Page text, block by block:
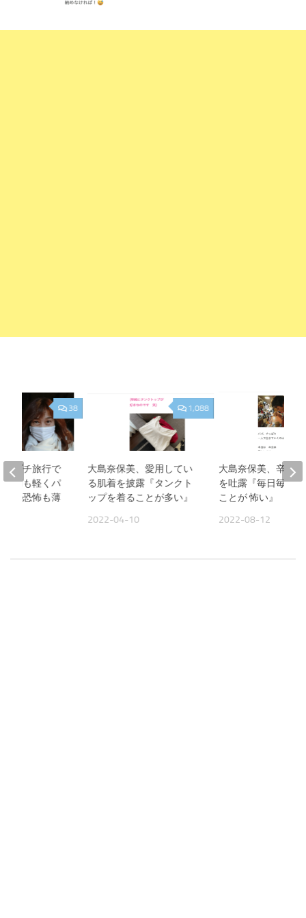
1,088
大島奈保美、愛用してい
る肌着を披露『タンクト
ップを着ることが多い』
2022-04-10
大島奈保美、辛い
を吐露『毎日毎日
ことが 怖い』
2022-08-12
38
、プチ旅行で
頭痛も軽くパ
への恐怖も薄